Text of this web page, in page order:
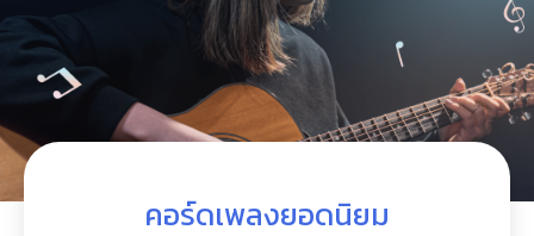
คอร์ดเพลงยอดนิยม